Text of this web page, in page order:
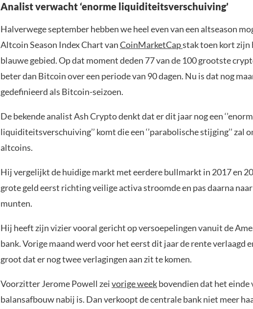
Analist verwacht ‘enorme liquiditeitsverschuiving’
Halverwege september hebben we heel even van een altseason
Altcoin Season Index Chart vanCoinMarketCapstak toen kort zijn
blauwe gebied. Op dat moment deden 77 van de 100 grootste
beter dan Bitcoin over een periode van 90 dagen. Nu is dat nog
gedefinieerd als Bitcoin-seizoen.
De bekende analist Ash Crypto denkt dat er dit jaar nog een
liquiditeitsverschuiving’’ komt die een ‘’parabolische stijging’’ zal
altcoins.
Hij vergelijkt de huidige markt met eerdere bullmarkt in 2017 en
grote geld eerst richting veilige activa stroomde en pas daarna
munten.
Hij heeft zijn vizier vooral gericht op versoepelingen vanuit de
bank. Vorige maand werd voor het eerst dit jaar de rente verlaagd
groot dat er nog twee verlagingen aan zit te komen.
Voorzitter Jerome Powell zeivorige weekbovendien dat het einde
balansafbouw nabij is. Dan verkoopt de centrale bank niet meer